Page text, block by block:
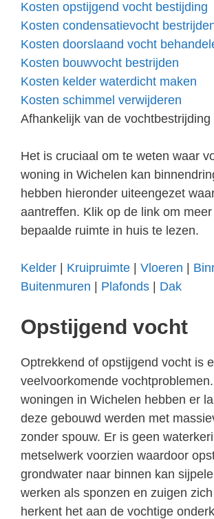
Kosten opstijgend vocht bestijding
Kosten condensatievocht
Kosten doorslaand vocht
Kosten bouwvocht bestrijden
Kosten kelder waterdicht maken
Kosten schimmel verwijderen
Afhankelijk van de vochtbestrijding
Het is cruciaal om te weten waar
woning in Wichelen kan
hebben hieronder uiteengezet
aantreffen. Klik op de link om
bepaalde ruimte in huis te lezen.
Kelder Kruipruimte Vloeren
Buitenmuren
Plafonds Dak
Opstijgend vocht
Optrekkend of opstijgend vocht is
veelvoorkomende
woningen in Wichelen hebben er
deze gebouwd werden met
zonder spouw. Er is geen
metselwerk voorzien waardoor
grondwater naar binnen kan
werken als sponzen en zuigen
herkent het aan de vochtige